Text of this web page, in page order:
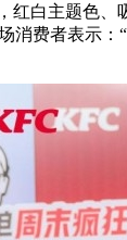
红白主题色
费者表示